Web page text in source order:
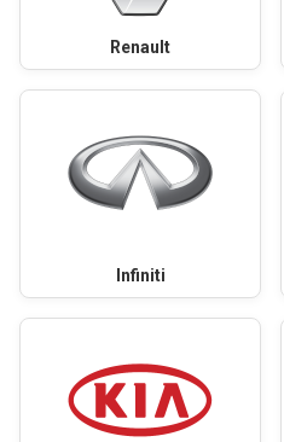
Renault
Infiniti